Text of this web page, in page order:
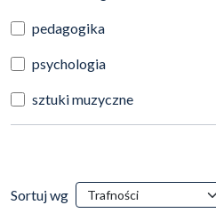
pedagogika
psychologia
sztuki muzyczne
Wyniki wyszukiwania
Sortuj wg
(automatyczne przeładowanie